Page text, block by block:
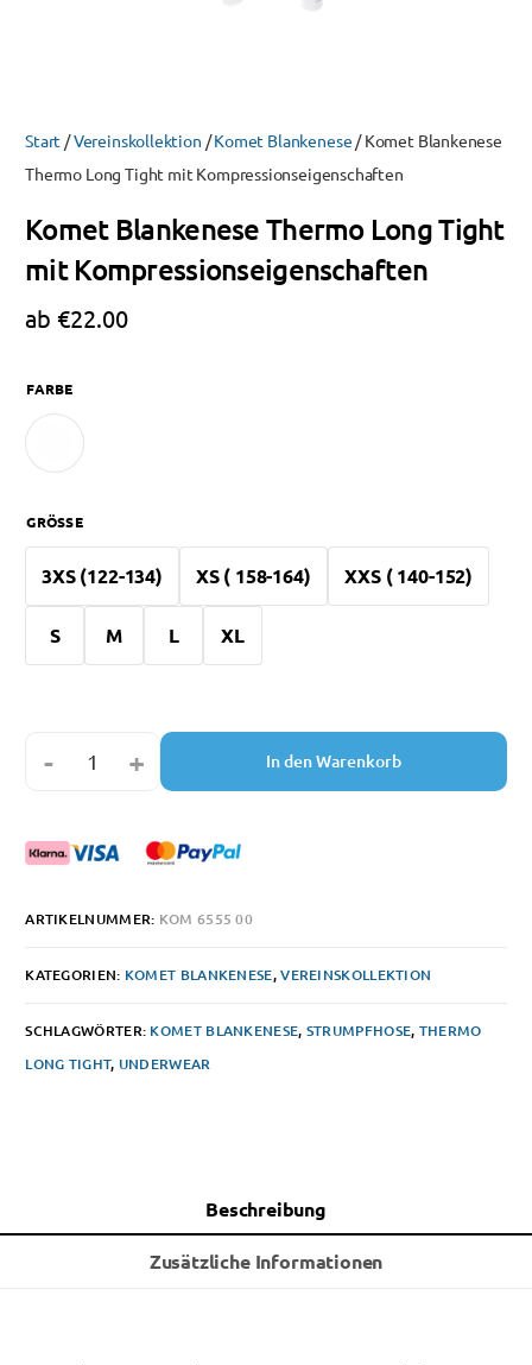
Start /Vereinskollektion /Komet Blankenese / Komet Blankenese
Thermo Long Tight mit Kompressionseigenschaften
Komet Blankenese Thermo Long Tight
mit Kompressionseigenschaften
ab€22.00
FARBE
GRÖSSE
3XS (122-134) XS ( 158-164) XXS ( 140-152)
S M L XL
+
- In den Warenkorb
ARTIKELNUMMER: KOM 6555 00
KATEGORIEN: KOMET BLANKENESE,VEREINSKOLLEKTION
SCHLAGWÖRTER: KOMET BLANKENESE, STRUMPFHOSE, THERMO
LONG TIGHT, UNDERWEAR
Beschreibung
Zusätzliche Informationen